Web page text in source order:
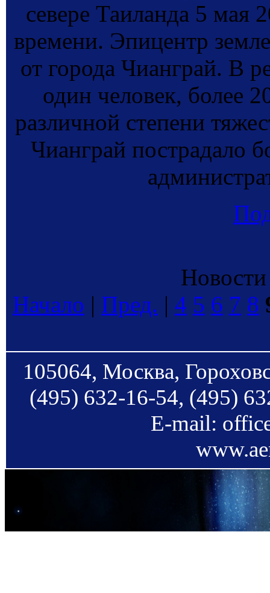
севере Таиланда 5 мая
времени. Эпицентр
от города Чианграй. В
один человек, более
различной степени
Чианграй пострадало
Начало | Пред. | 4 5 6 7 8
105064, Москва,
(495) 632-16-54, (495)
E-mail: